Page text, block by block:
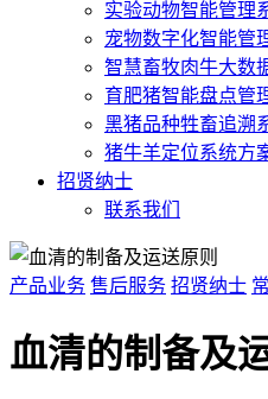
实验动物智能管理
宠物数字化智能管
智慧畜牧肉牛大数
育肥猪智能盘点管
黑猪品种牲畜追溯
猪牛羊定位系统方
招贤纳士
联系我们
产品业务 售后服务 招贤纳士
血清的制备及